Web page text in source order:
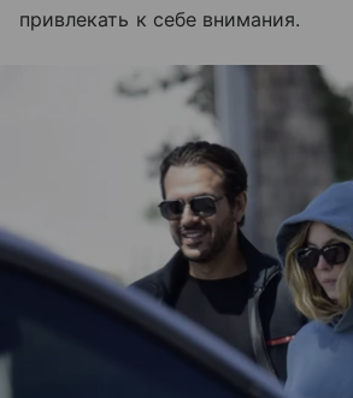
привлекать к себе внимания.